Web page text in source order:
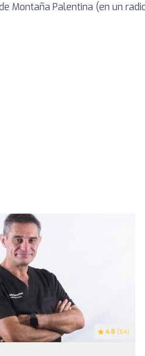
Montaña Palentina (en un
4.8 (64)